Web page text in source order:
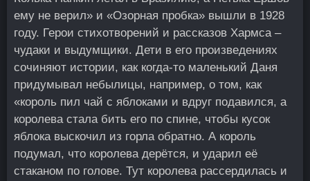
ему не верил» и «Озорная пробка» вышли в 1928
году. Герои стихотворений и рассказов Хармса –
чудаки и выдумщики. Дети в его произведениях
сочиняют истории, как когда-то маленький Даня
придумывал небылицы, например, о том, как
«король пил чай с яблоками и вдруг подавился, а
королева стала бить его по спине, чтобы кусок
яблока выскочил из горла обратно. А король
подумал, что королева дерётся, и ударил её
стаканом по голове. Тут королева рассердилась и